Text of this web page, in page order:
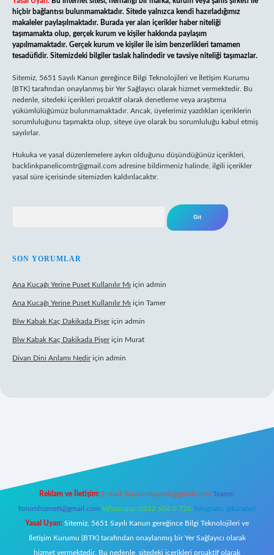
hiçbir bağlantısı bulunmamaktadır. Sitede yalnızca kendi hazırladığımız
makaleler paylaşılmaktadır. Burada yer alan içerikler haber niteliği
taşımamakta olup, gerçek kurum ve kişiler hakkında paylaşım
yapılmamaktadır. Gerçek kurum ve kişiler ile isim benzerlikleri tamamen
tesadüfidir. Sitemizdeki bilgiler taslak halindedir ve tavsiye niteliği taşımazlar.
Sitemiz, 5651 Sayılı Kanun gereğince Bilgi Teknolojileri ve İletişim Kurumu
(BTK) tarafından onaylanmış bir Yer Sağlayıcı olarak hizmet vermektedir. Bu
nedenle, sitedeki içerikleri proaktif olarak denetleme veya araştırma
yükümlülüğümüz bulunmamaktadır. Ancak, üyelerimiz yazdıkları içeriklerin
sorumluluğunu taşımakta olup, siteye üye olarak bu sorumluluğu kabul etmiş
sayılırlar.
Hukuka ve yasal düzenlemelere aykırı olduğunu düşündüğünüz içerikleri,
backlinkpanelicomtr@gmail.com adresine bildirmeniz halinde, ilgili içerikler
yasal süre içerisinde sitemizden kaldırılacaktır.
SON YORUMLAR
Ana Kucağı Yerine Puset Kullanılır Mı için admin
Ana Kucağı Yerine Puset Kullanılır Mı için Tamer
Blw Kabak Kaç Dakikada Pişeriçin admin
Blw Kabak Kaç Dakikada Pişeriçin Murat
Divan Dini Anlamı Nediriçin admin
Reklam ve İletişim: E-mail: backlinkpaneli@gmail.com Teams:
forumhizmeti@gmail.com Whatsapp: 0262 606 0 726 Telegram: @karabul
Yasal Uyarı: Sitemiz, 5651 Sayılı Kanun gereğince Bilgi Teknolojileri ve
İletişim Kurumu (BTK) tarafından onaylanmış bir Yer Sağlayıcı olarak
hizmet vermektedir. Bu nedenle, sitedeki içerikleri proaktif olarak